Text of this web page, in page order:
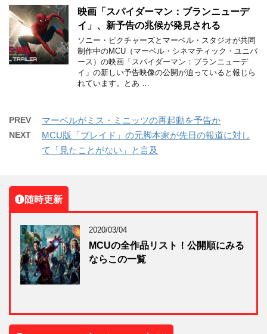
映画「スパイダーマン：ブランニューデ
イ」、新予告の兆候が発見される
ソニー・ピクチャーズとマーベル・スタジオが共同
制作中のMCU（マーベル・シネマティック・ユニバ
ース）の映画「スパイダーマン：ブランニューデ
イ」の新しい予告映像の公開が迫っていると報じら
れています。とあ …
PREV マーベルがミス・ミニッツの再起動を予告か
NEXT
MCU版「ブレイド」の元脚本家が先日の報道に対し
て「見たことがない」と言及
随時更新
2020/03/04
MCUの全作品リスト！公開順にみる
ならこの一覧